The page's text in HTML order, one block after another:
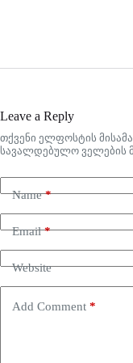
Leave a Reply
თქვენი ელფოსტის
სავალდებულო ველების
Name*
Email*
Website
Add Comment *